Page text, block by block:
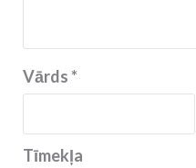
Vārds*
Tīmekļa